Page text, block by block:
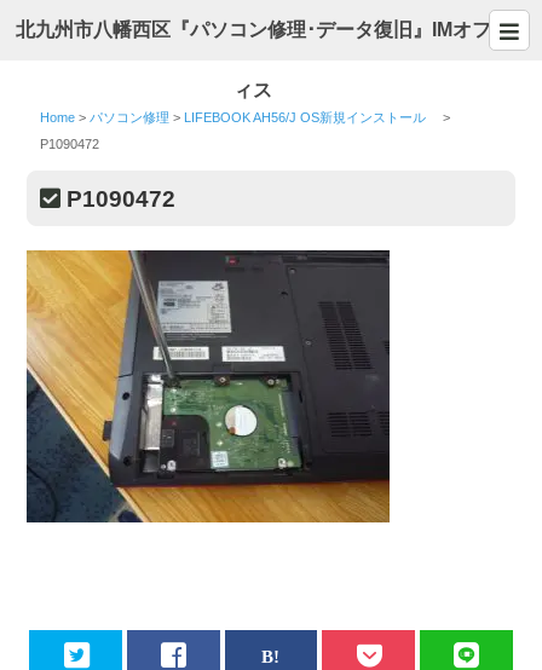
北九州市八幡西区『パソコン修理･データ復旧』IMオフ
ィス
Home > パソコン修理 > LIFEBOOK AH56/J OS新規インストール
>
P1090472
P1090472